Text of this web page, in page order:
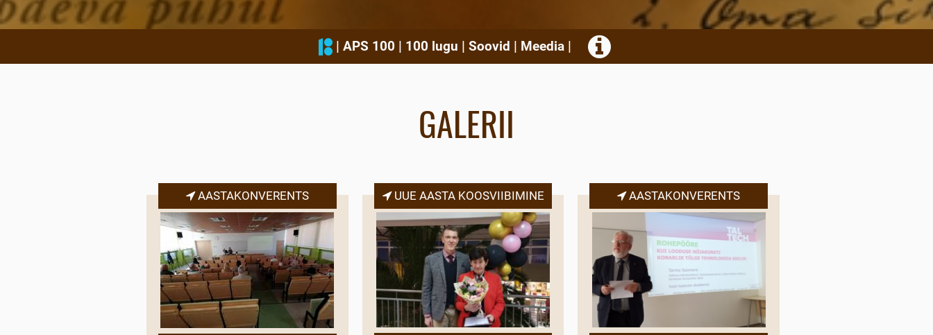
| APS 100 | 100 lugu | Soovid | Meedia|
GALERII
AASTAKONVERENTS UUE AASTA KOOSVIIBIMINE AASTAKONVERENTS